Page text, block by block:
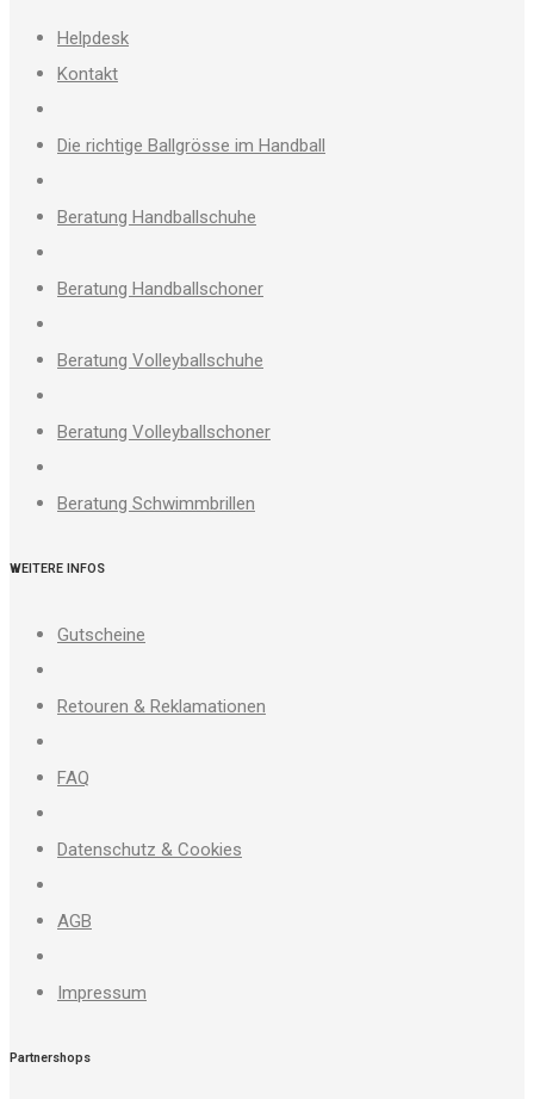
Helpdesk
Kontakt
Die richtige Ballgrösse im Handball
Beratung Handballschuhe
Beratung Handballschoner
Beratung Volleyballschuhe
Beratung Volleyballschoner
Beratung Schwimmbrillen
WEITERE INFOS
Gutscheine
Retouren & Reklamationen
FAQ
Datenschutz & Cookies
AGB
Impressum
Partnershops